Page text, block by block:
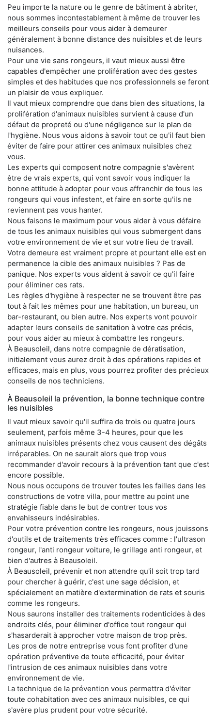
Peu importe la nature ou le genre de bâtiment à abriter,
nous sommes incontestablement à même de trouver les
meilleurs conseils pour vous aider à demeurer
généralement à bonne distance des nuisibles et de leurs
nuisances.
Pour une vie sans rongeurs, il vaut mieux aussi être
capables d'empêcher une prolifération avec des gestes
simples et des habitudes que nos professionnels se feront
un plaisir de vous expliquer.
Il vaut mieux comprendre que dans bien des situations, la
prolifération d'animaux nuisibles survient à cause d'un
défaut de propreté ou d'une négligence sur le plan de
l'hygiène. Nous vous aidons à savoir tout ce qu'il faut bien
éviter de faire pour attirer ces animaux nuisibles chez
vous.
Les experts qui composent notre compagnie s'avèrent
être de vrais experts, qui vont savoir vous indiquer la
bonne attitude à adopter pour vous affranchir de tous les
rongeurs qui vous infestent, et faire en sorte qu'ils ne
reviennent pas vous hanter.
Nous faisons le maximum pour vous aider à vous défaire
de tous les animaux nuisibles qui vous submergent dans
votre environnement de vie et sur votre lieu de travail.
Votre demeure est vraiment propre et pourtant elle est en
permanence la cible des animaux nuisibles ? Pas de
panique. Nos experts vous aident à savoir ce qu'il faire
pour éliminer ces rats.
Les règles d'hygiène à respecter ne se trouvent être pas
tout à fait les mêmes pour une habitation, un bureau, un
bar-restaurant, ou bien autre. Nos experts vont pouvoir
adapter leurs conseils de sanitation à votre cas précis,
pour vous aider au mieux à combattre les rongeurs.
À Beausoleil, dans notre compagnie de dératisation,
initialement vous aurez droit à des opérations rapides et
efficaces, mais en plus, vous pourrez profiter des précieux
conseils de nos techniciens.
À Beausoleil la prévention, la bonne technique contre
les nuisibles
Il vaut mieux savoir qu'il suffira de trois ou quatre jours
seulement, parfois même 3-4 heures, pour que les
animaux nuisibles présents chez vous causent des dégâts
irréparables. On ne saurait alors que trop vous
recommander d'avoir recours à la prévention tant que c'est
encore possible.
Nous nous occupons de trouver toutes les failles dans les
constructions de votre villa, pour mettre au point une
stratégie fiable dans le but de contrer tous vos
envahisseurs indésirables.
Pour votre prévention contre les rongeurs, nous jouissons
d'outils et de traitements très efficaces comme : l'ultrason
rongeur, l'anti rongeur voiture, le grillage anti rongeur, et
bien d'autres à Beausoleil.
À Beausoleil, prévenir et non attendre qu'il soit trop tard
pour chercher à guérir, c'est une sage décision, et
spécialement en matière d'extermination de rats et souris
comme les rongeurs.
Nous saurons installer des traitements rodenticides à des
endroits clés, pour éliminer d'office tout rongeur qui
s'hasarderait à approcher votre maison de trop près.
Les pros de notre entreprise vous font profiter d'une
opération préventive de toute efficacité, pour éviter
l'intrusion de ces animaux nuisibles dans votre
environnement de vie.
La technique de la prévention vous permettra d'éviter
toute cohabitation avec ces animaux nuisibles, ce qui
s'avère plus prudent pour votre sécurité.